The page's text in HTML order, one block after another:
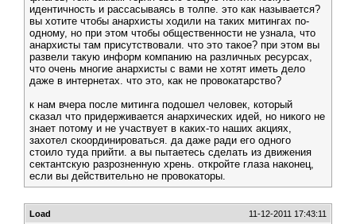
идентичность и рассасываясь в толпе. это как называется?
вы хотите чтобы анархисты ходили на таких митингах по-
одному, но при этом чтобы общественности не узнала, что
анархисты там присутствовали. что это такое? при этом вы
развели такую информ компанию на различных ресурсах,
что очень многие анархисты с вами не хотят иметь дело
даже в интернетах. что это, как не провокатарство?
к нам вчера после митинга подошел человек, который
сказал что придерживается анархических идей, но никого не
знает потому и не участвует в каких-то наших акциях,
захотел скоординироваться. да даже ради его одного
стоило туда прийти. а вы пытаетесь сделать из движения
сектантскую разрозненную хрень. откройте глаза наконец,
если вы действительно не провокаторы.
Load 11-12-2011 17:43:11